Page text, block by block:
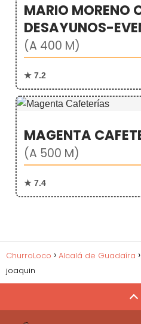
MARIO MORENO
DESAYUNOS-
(A 400 M)
★ 7.2
MAGENTA
(A 500 M)
★ 7.4
ChurroLoco Alcalá de Guadaíra
joaquin